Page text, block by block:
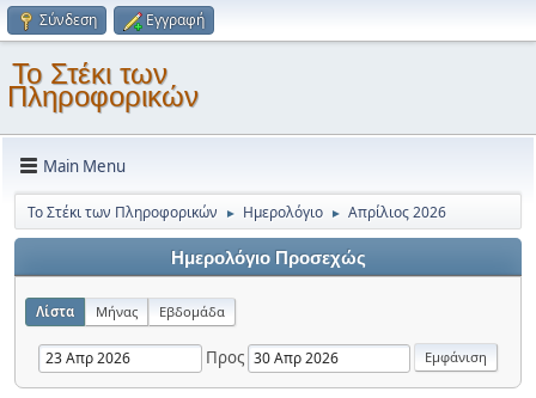
Σύνδεση Εγγραφή
Το Στέκι των
Πληροφορικών
Main Menu
Το Στέκι των Πληροφορικών ► Ημερολόγιο ► Απρίλιος 2026
Ημερολόγιο Προσεχώς
Λίστα Μήνας Εβδομάδα
Προς